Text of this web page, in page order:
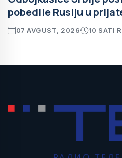
pobedile Rusiju u
07 AVGUST, 2026 10 SATI